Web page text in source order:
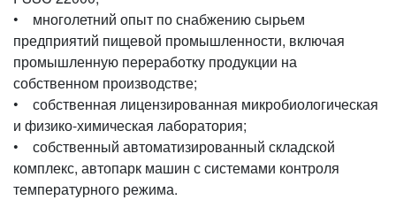
• многолетний опыт по снабжению сырьем
предприятий пищевой промышленности, включая
промышленную переработку продукции на
собственном производстве;
• собственная лицензированная микробиологическая
и физико-химическая лаборатория;
• собственный автоматизированный складской
комплекс, автопарк машин с системами контроля
температурного режима.